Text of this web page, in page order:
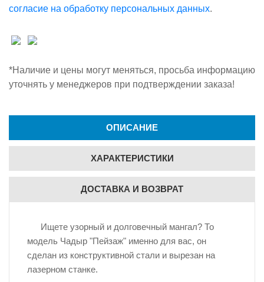
согласие на обработку персональных данных.
*Наличие и цены могут меняться, просьба информацию
уточнять у менеджеров при подтверждении заказа!
ОПИСАНИЕ
ХАРАКТЕРИСТИКИ
ДОСТАВКА И ВОЗВРАТ
Ищете узорный и долговечный мангал? То
модель Чадыр "Пейзаж" именно для вас, он
сделан из конструктивной стали и вырезан на
лазерном станке.